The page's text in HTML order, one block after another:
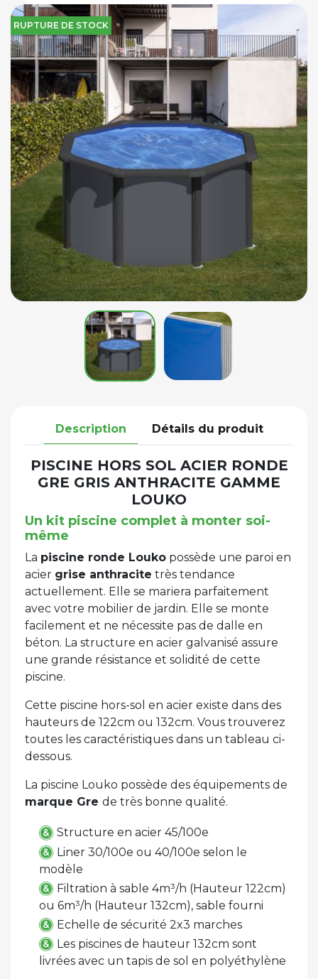
RUPTURE DE STOCK
Description Détails du produit
PISCINE HORS SOL ACIER RONDE
GRE GRIS ANTHRACITE GAMME
LOUKO
Un kit piscine complet à monter soi-
même
La piscine ronde Louko possède une paroi en
acier grise anthracite très tendance
actuellement. Elle se mariera parfaitement
avec votre mobilier de jardin. Elle se monte
facilement et ne nécessite pas de dalle en
béton. La structure en acier galvanisé assure
une grande résistance et solidité de cette
piscine.
Cette piscine hors-sol en acier existe dans des
hauteurs de 122cm ou 132cm. Vous trouverez
toutes les caractéristiques dans un tableau ci-
dessous.
La piscine Louko possède des équipements de
marque Gre de très bonne qualité.
Structure en acier 45/100e
Liner 30/100e ou 40/100e selon le
modèle
Filtration à sable 4m³/h (Hauteur 122cm)
ou 6m³/h (Hauteur 132cm), sable fourni
Echelle de sécurité 2x3 marches
Les piscines de hauteur 132cm sont
livrées avec un tapis de sol en polyéthylène